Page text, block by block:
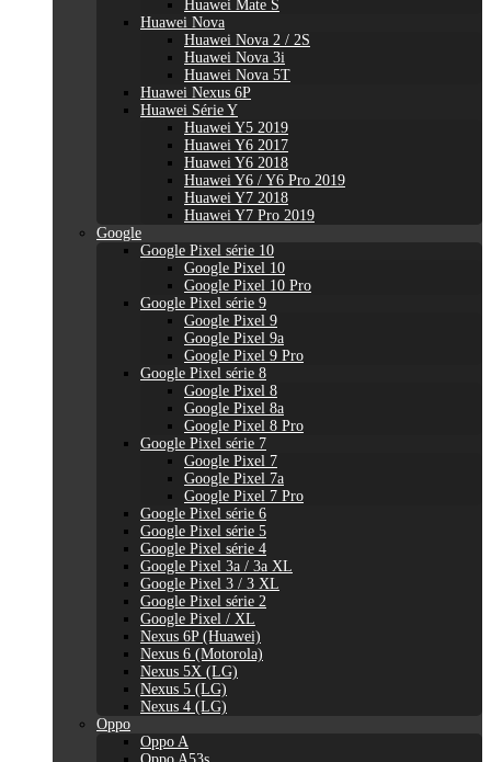
Huawei Mate S
Huawei Nova
Huawei Nova 2 / 2S
Huawei Nova 3i
Huawei Nova 5T
Huawei Nexus 6P
Huawei Série Y
Huawei Y5 2019
Huawei Y6 2017
Huawei Y6 2018
Huawei Y6 / Y6 Pro 2019
Huawei Y7 2018
Huawei Y7 Pro 2019
Google
Google Pixel série 10
Google Pixel 10
Google Pixel 10 Pro
Google Pixel série 9
Google Pixel 9
Google Pixel 9a
Google Pixel 9 Pro
Google Pixel série 8
Google Pixel 8
Google Pixel 8a
Google Pixel 8 Pro
Google Pixel série 7
Google Pixel 7
Google Pixel 7a
Google Pixel 7 Pro
Google Pixel série 6
Google Pixel série 5
Google Pixel série 4
Google Pixel 3a / 3a XL
Google Pixel 3 / 3 XL
Google Pixel série 2
Google Pixel / XL
Nexus 6P (Huawei)
Nexus 6 (Motorola)
Nexus 5X (LG)
Nexus 5 (LG)
Nexus 4 (LG)
Oppo
Oppo A